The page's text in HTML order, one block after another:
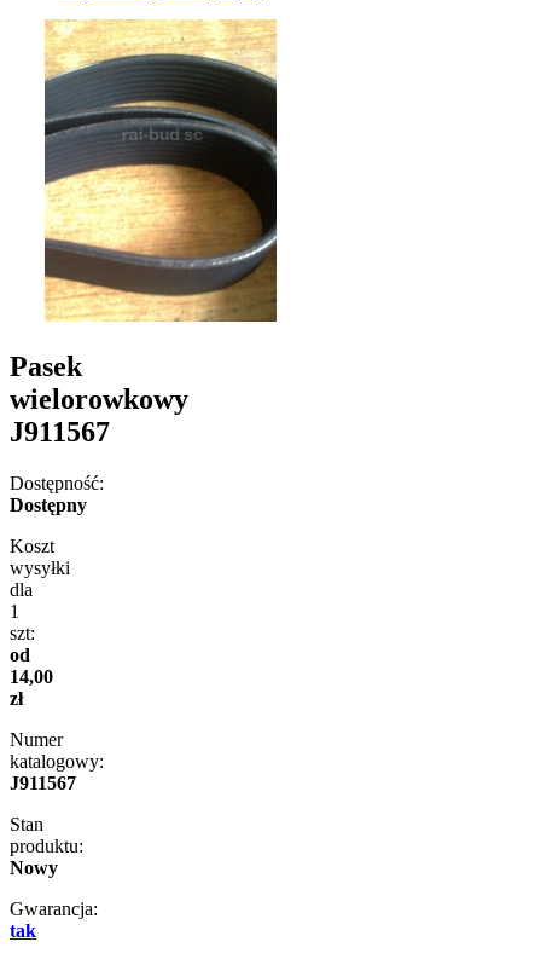
Pasek
wielorowkowy
J911567
Dostępność:
Dostępny
Koszt
wysyłki
dla
1
szt:
od
14,00
zł
Numer
katalogowy:
J911567
Stan
produktu:
Nowy
Gwarancja:
tak